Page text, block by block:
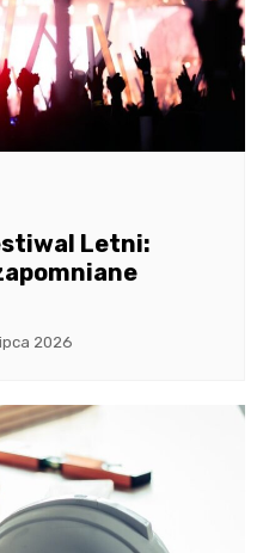
Letni:
2026